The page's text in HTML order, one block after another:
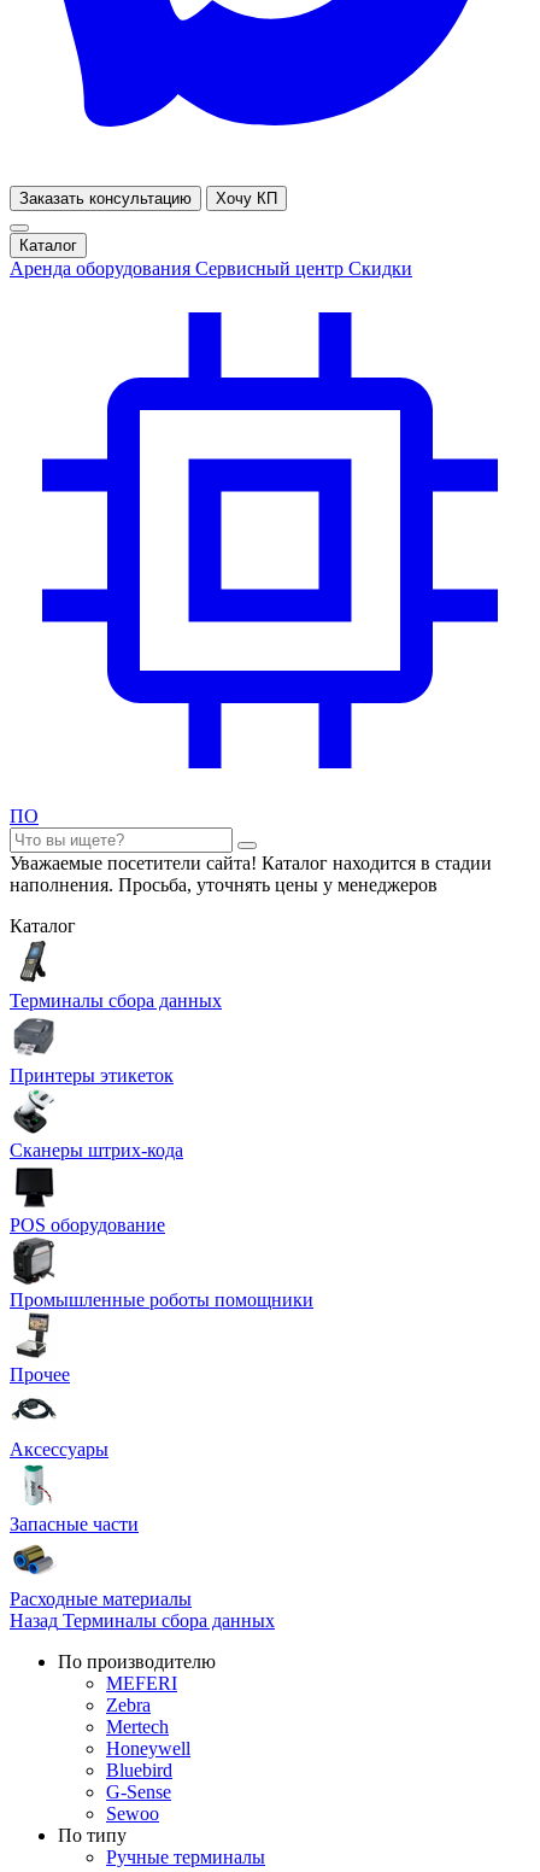
Заказать консультацию Хочу КП
Каталог
Аренда оборудования Сервисный центр Скидки
ПО
Уважаемые посетители сайта! Каталог находится в стадии
наполнения. Просьба, уточнять цены у менеджеров
Каталог
Терминалы сбора данных
Принтеры этикеток
Сканеры штрих-кода
POS оборудование
Промышленные роботы помощники
Прочее
Аксессуары
Запасные части
Расходные материалы
Назад Терминалы сбора данных
По производителю
MEFERI
Zebra
Mertech
Honeywell
Bluebird
G-Sense
Sewoo
По типу
Ручные терминалы